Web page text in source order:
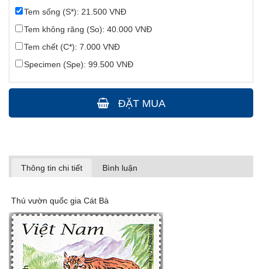
Tem sống (S*): 21.500 VNĐ
Tem không răng (So): 40.000 VNĐ
Tem chết (C*): 7.000 VNĐ
Specimen (Spe): 99.500 VNĐ
ĐẶT MUA
Thông tin chi tiết Bình luận
Thú vườn quốc gia Cát Bà